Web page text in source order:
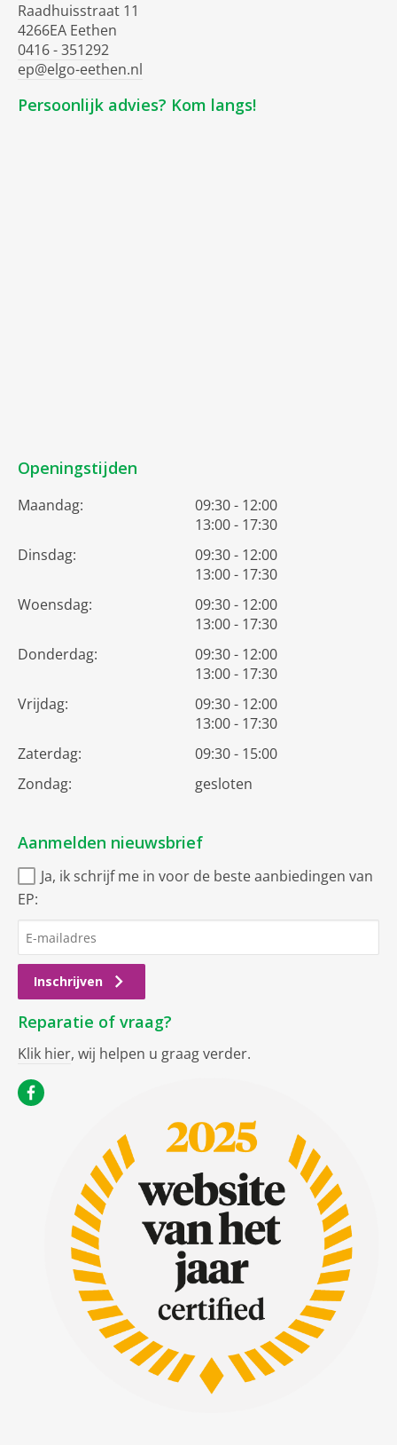
Raadhuisstraat 11
4266EA Eethen
0416 - 351292
ep@elgo-eethen.nl
Persoonlijk advies? Kom langs!
Openingstijden
Maandag:
09:30 - 12:00
13:00 - 17:30
Dinsdag:
09:30 - 12:00
13:00 - 17:30
Woensdag:
09:30 - 12:00
13:00 - 17:30
Donderdag:
09:30 - 12:00
13:00 - 17:30
Vrijdag:
09:30 - 12:00
13:00 - 17:30
Zaterdag:
09:30 - 15:00
Zondag:
gesloten
Aanmelden nieuwsbrief
Ja, ik schrijf me in voor de beste aanbiedingen van
EP:
Inschrijven
Reparatie of vraag?
Klik hier, wij helpen u graag verder.